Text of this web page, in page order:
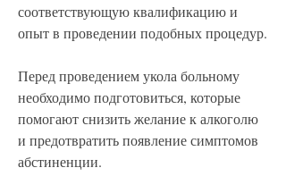
соответствующую квалификацию и
опыт в проведении подобных процедур.
Перед проведением укола больному
необходимо подготовиться, которые
помогают снизить желание к алкоголю
и предотвратить появление симптомов
абстиненции.